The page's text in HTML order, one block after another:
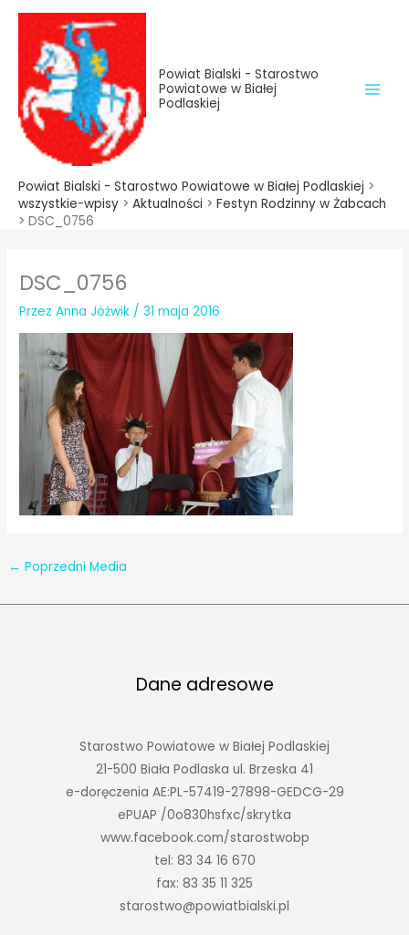
treści
Przejdź
treści
Powiat Bialski - Starostwo
Powiatowe w Białej
Podlaskiej
Powiat Bialski - Starostwo Powiatowe w Białej Podlaskiej >
wszystkie-wpisy > Aktualności > Festyn Rodzinny w Żabcach
> DSC_0756
DSC_0756
PrzezAnna Jóźwik /31 maja 2016
← Poprzedni Media
Dane adresowe
Starostwo Powiatowe w Białej Podlaskiej
21-500 Biała Podlaska ul. Brzeska 41
e-doręczenia AE:PL-57419-27898-GEDCG-29
ePUAP /0o830hsfxc/skrytka
www.facebook.com/starostwobp
tel: 83 34 16 670
fax: 83 35 11 325
starostwo@powiatbialski.pl